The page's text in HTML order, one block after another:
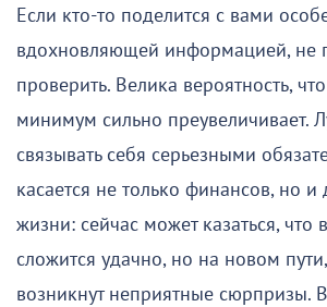
Если кто-то поделится с вами
вдохновляющей информацией, не
проверить. Велика вероятность,
минимум сильно преувеличивает.
связывать себя серьезными
касается не только финансов, но и
жизни: сейчас может казаться, что
сложится удачно, но на новом
возникнут неприятные сюрпризы. В